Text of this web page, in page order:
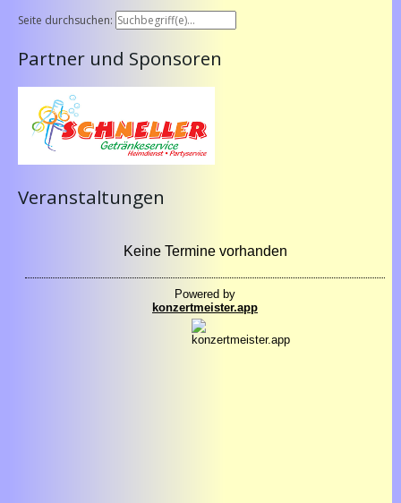
Seite durchsuchen:
Partner und Sponsoren
Veranstaltungen